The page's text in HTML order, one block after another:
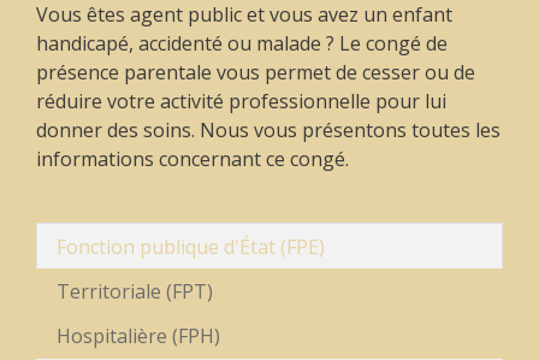
Vous êtes agent public et vous avez un enfant
handicapé, accidenté ou malade ? Le congé de
présence parentale vous permet de cesser ou de
réduire votre activité professionnelle pour lui
donner des soins. Nous vous présentons toutes les
informations concernant ce congé.
Fonction publique d'État (FPE)
Territoriale (FPT)
Hospitalière (FPH)